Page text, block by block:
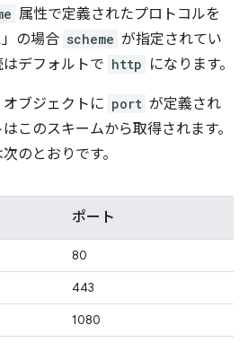
属性で定義されたプロトコルを
の場合 scheme が指定されてい
デフォルトで http になります。
オブジェクトに port が定義され
このスキームから取得されます。
のとおりです。
ポート
80
443
1080